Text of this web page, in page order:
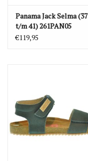
Panama Jack Selma (37
t/m 41) 261PAN05
€119,95